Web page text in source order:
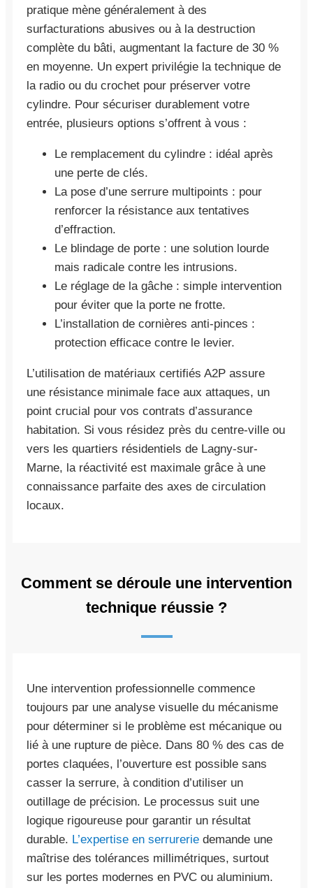
pratique mène généralement à des
surfacturations abusives ou à la destruction
complète du bâti, augmentant la facture de 30 %
en moyenne. Un expert privilégie la technique de
la radio ou du crochet pour préserver votre
cylindre. Pour sécuriser durablement votre
entrée, plusieurs options s’offrent à vous :
Le remplacement du cylindre : idéal après
une perte de clés.
La pose d’une serrure multipoints : pour
renforcer la résistance aux tentatives
d’effraction.
Le blindage de porte : une solution lourde
mais radicale contre les intrusions.
Le réglage de la gâche : simple intervention
pour éviter que la porte ne frotte.
L’installation de cornières anti-pinces :
protection efficace contre le levier.
L’utilisation de matériaux certifiés A2P assure
une résistance minimale face aux attaques, un
point crucial pour vos contrats d’assurance
habitation. Si vous résidez près du centre-ville ou
vers les quartiers résidentiels de Lagny-sur-
Marne, la réactivité est maximale grâce à une
connaissance parfaite des axes de circulation
locaux.
Comment se déroule une intervention
technique réussie ?
Une intervention professionnelle commence
toujours par une analyse visuelle du mécanisme
pour déterminer si le problème est mécanique ou
lié à une rupture de pièce. Dans 80 % des cas de
portes claquées, l’ouverture est possible sans
casser la serrure, à condition d’utiliser un
outillage de précision. Le processus suit une
logique rigoureuse pour garantir un résultat
durable. L’expertise en serrurerie demande une
maîtrise des tolérances millimétriques, surtout
sur les portes modernes en PVC ou aluminium.